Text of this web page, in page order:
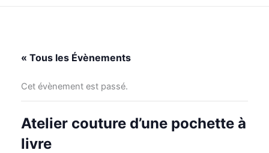
« Tous les Évènements
Cet évènement est passé.
Atelier couture d’une pochette à
livre